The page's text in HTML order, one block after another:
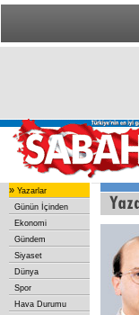
» Yazarlar
Günün İçinden
Ekonomi
Gündem
Siyaset
Dünya
Spor
Hava Durumu